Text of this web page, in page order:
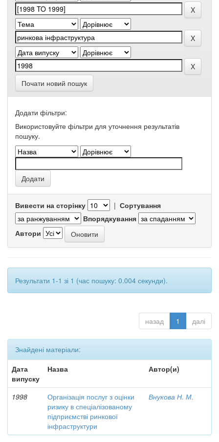
Почати новий пошук
Додати фільтри:
Використовуйте фільтри для уточнення результатів
пошуку.
Вивести на сторінку | Сортування
Впорядкування
Автори
Результати 1-1 зі 1 (час пошуку: 0.004 секунди).
назад 1 далі
Знайдені матеріали:
Дата
випуску
Назва Автор(и)
1998
Організація послуг з оцінки
ризику в спеціалізованому
підприємстві ринкової
інфраструктури
Внукова Н. М.